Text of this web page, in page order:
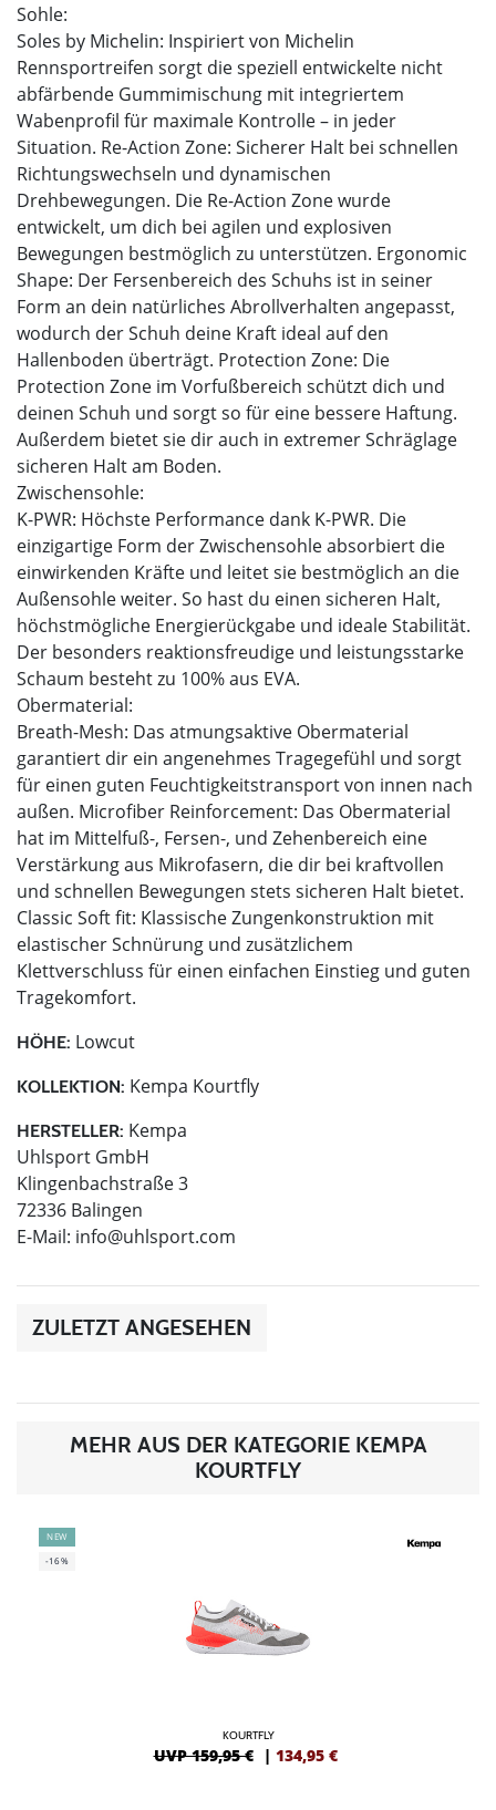
Sohle:
Soles by Michelin: Inspiriert von Michelin
Rennsportreifen sorgt die speziell entwickelte nicht
abfärbende Gummimischung mit integriertem
Wabenprofil für maximale Kontrolle – in jeder
Situation. Re-Action Zone: Sicherer Halt bei schnellen
Richtungswechseln und dynamischen
Drehbewegungen. Die Re-Action Zone wurde
entwickelt, um dich bei agilen und explosiven
Bewegungen bestmöglich zu unterstützen. Ergonomic
Shape: Der Fersenbereich des Schuhs ist in seiner
Form an dein natürliches Abrollverhalten angepasst,
wodurch der Schuh deine Kraft ideal auf den
Hallenboden überträgt. Protection Zone: Die
Protection Zone im Vorfußbereich schützt dich und
deinen Schuh und sorgt so für eine bessere Haftung.
Außerdem bietet sie dir auch in extremer Schräglage
sicheren Halt am Boden.
Zwischensohle:
K-PWR: Höchste Performance dank K-PWR. Die
einzigartige Form der Zwischensohle absorbiert die
einwirkenden Kräfte und leitet sie bestmöglich an die
Außensohle weiter. So hast du einen sicheren Halt,
höchstmögliche Energierückgabe und ideale Stabilität.
Der besonders reaktionsfreudige und leistungsstarke
Schaum besteht zu 100% aus EVA.
Obermaterial:
Breath-Mesh: Das atmungsaktive Obermaterial
garantiert dir ein angenehmes Tragegefühl und sorgt
für einen guten Feuchtigkeitstransport von innen nach
außen. Microfiber Reinforcement: Das Obermaterial
hat im Mittelfuß-, Fersen-, und Zehenbereich eine
Verstärkung aus Mikrofasern, die dir bei kraftvollen
und schnellen Bewegungen stets sicheren Halt bietet.
Classic Soft fit: Klassische Zungenkonstruktion mit
elastischer Schnürung und zusätzlichem
Klettverschluss für einen einfachen Einstieg und guten
Tragekomfort.
HÖHE: Lowcut
KOLLEKTION: Kempa Kourtfly
HERSTELLER: Kempa
Uhlsport GmbH
Klingenbachstraße 3
72336 Balingen
E-Mail: info@uhlsport.com
ZULETZT ANGESEHEN
MEHR AUS DER KATEGORIE KEMPA
KOURTFLY
NEW
-16%
KOURTFLY
UVP 159,95 € | 134,95 €